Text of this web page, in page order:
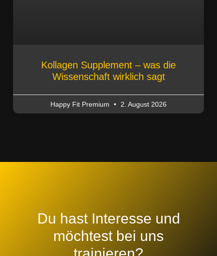
Kollagen Supplement – was die
Wissenschaft wirklich sagt
Happy Fit Premium 2. August 2026
Du hast Interesse und
möchtest bei uns